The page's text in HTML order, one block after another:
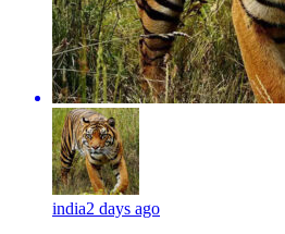
india2 days ago